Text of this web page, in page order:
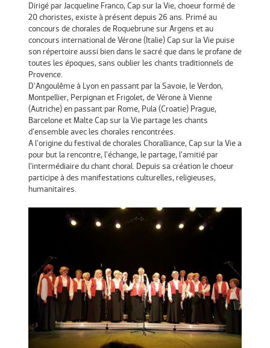
Dirigé par Jacqueline Franco, Cap sur la Vie, choeur formé de
20 choristes, existe à présent depuis 26 ans. Primé au
concours de chorales de Roquebrune sur Argens et au
concours international de Vérone (Italie) Cap sur la Vie puise
son répertoire aussi bien dans le sacré que dans le profane de
toutes les époques, sans oublier les chants traditionnels de
Provence.
D'Angoulême à Lyon en passant par la Savoie, le Verdon,
Montpellier, Perpignan et Frigolet, de Vérone à Vienne
(Autriche) en passant par Rome, Pula (Croatie) Prague,
Barcelone et Malte Cap sur la Vie partage les chants
d'ensemble avec les chorales rencontrées.
A l'origine du festival de chorales Choralliance, Cap sur la Vie a
pour but la rencontre, l'échange, le partage, l'amitié par
l'intermédiaire du chant choral. Depuis sa création le choeur
participe à des manifestations culturelles, religieuses,
humanitaires.